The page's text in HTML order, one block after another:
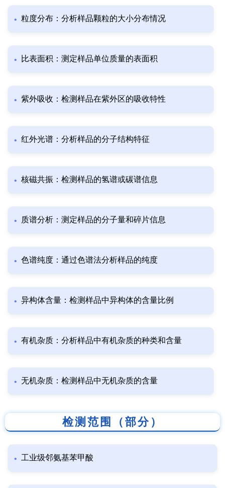
粒度分布：分析样品颗粒的大小分布情况
比表面积：测定样品单位质量的表面积
紫外吸收：检测样品在紫外区的吸收特性
红外光谱：分析样品的分子结构特征
核磁共振：检测样品的氢谱或碳谱信息
质谱分析：测定样品的分子量和碎片信息
色谱纯度：通过色谱法分析样品的纯度
异构体含量：检测样品中异构体的含量比例
有机杂质：分析样品中有机杂质的种类和含量
无机杂质：检测样品中无机杂质的含量
检测范围（部分）
工业级邻氨基苯甲酸